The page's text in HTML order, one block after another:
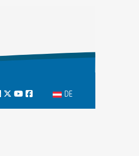
LinkedIn
Twitter
Youtube
Facebook
Sprache auswählen
DE